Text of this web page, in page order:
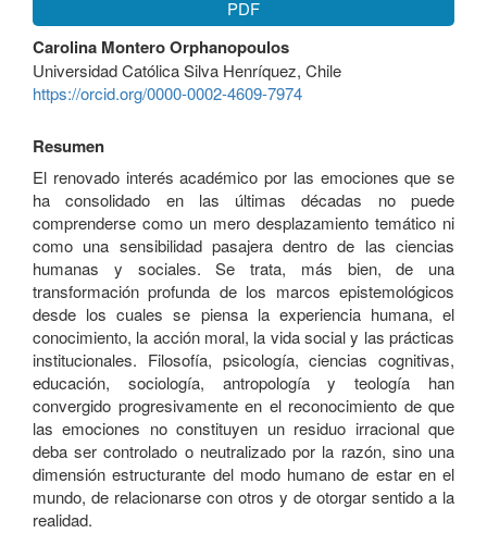
PDF
Contenido
principal
del
artículo
Carolina Montero Orphanopoulos
Universidad Católica Silva Henríquez, Chile
https://orcid.org/0000-0002-4609-7974
Resumen
El renovado interés académico por las emociones que se
ha consolidado en las últimas décadas no puede
comprenderse como un mero desplazamiento temático ni
como una sensibilidad pasajera dentro de las ciencias
humanas y sociales. Se trata, más bien, de una
transformación profunda de los marcos epistemológicos
desde los cuales se piensa la experiencia humana, el
conocimiento, la acción moral, la vida social y las prácticas
institucionales. Filosofía, psicología, ciencias cognitivas,
educación, sociología, antropología y teología han
convergido progresivamente en el reconocimiento de que
las emociones no constituyen un residuo irracional que
deba ser controlado o neutralizado por la razón, sino una
dimensión estructurante del modo humano de estar en el
mundo, de relacionarse con otros y de otorgar sentido a la
realidad.